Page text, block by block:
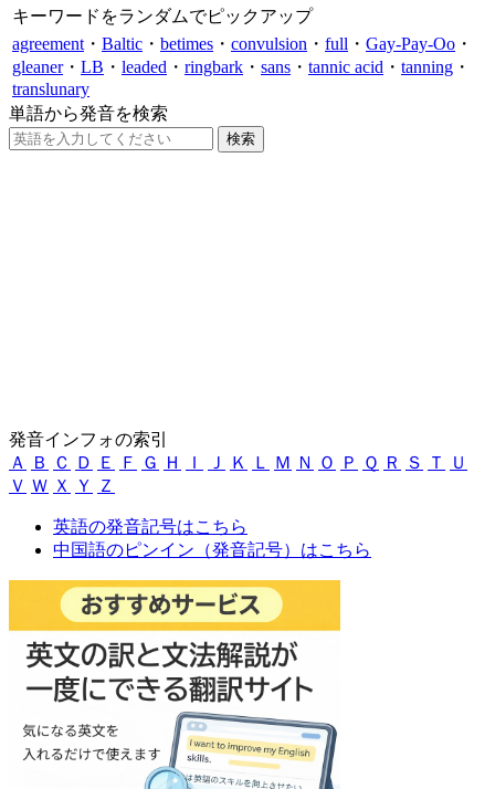
キーワードをランダムでピックアップ
agreement ・ Baltic ・ betimes ・ convulsion ・ full ・ Gay-Pay-Oo ・
gleaner・ LB ・ leaded ・ ringbark ・ sans ・ tannic acid ・ tanning ・
translunary
単語から発音を検索
発音インフォの索引
Ａ
Ｂ Ｃ Ｄ Ｅ Ｆ Ｇ Ｈ Ｉ Ｊ Ｋ Ｌ Ｍ Ｎ Ｏ Ｐ Ｑ Ｒ Ｓ Ｔ
Ｕ
Ｖ Ｗ Ｘ Ｙ Ｚ
英語の発音記号はこちら
中国語のピンイン（発音記号）はこちら